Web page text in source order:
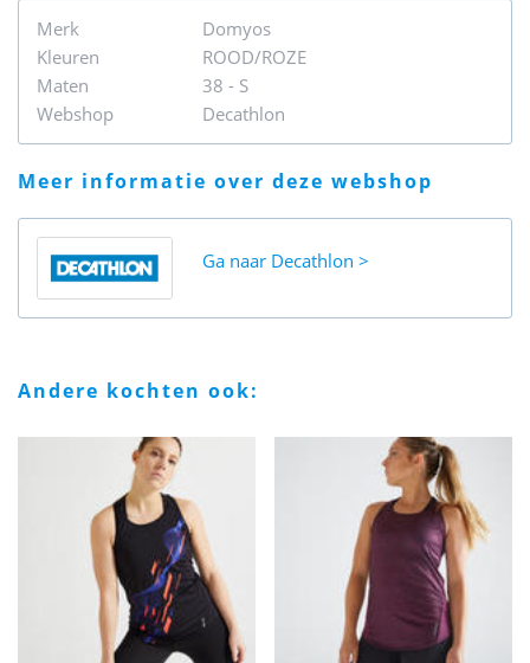
Merk
Domyos
Kleuren
ROOD/ROZE
Maten
38 - S
Webshop
Decathlon
meer informatie over deze webshop
Ga naar Decathlon
andere kochten ook: